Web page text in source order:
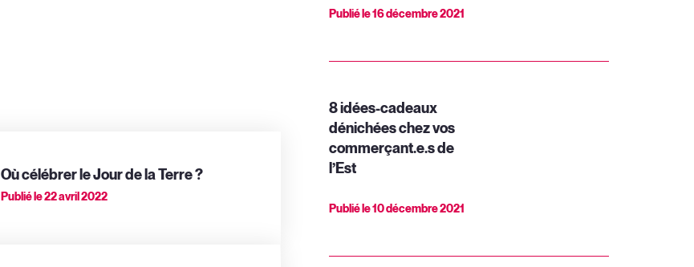
Où célébrer le Jour de la Terre ?
Publié le22 avril 2022
Publié le16 décembre 2021
8 idées-cadeaux
dénichées chez vos
commerçant.e.s de
l’Est
Publié le10 décembre 2021